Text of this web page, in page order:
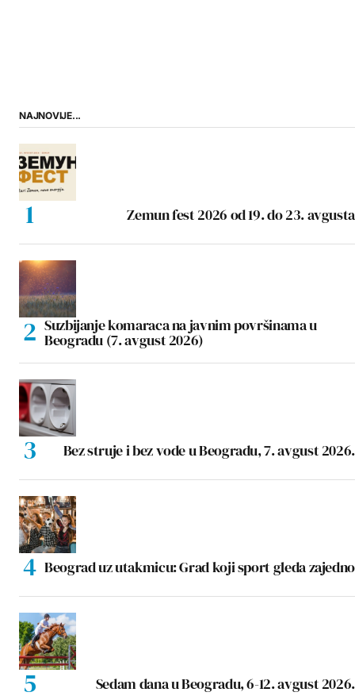
NAJNOVIJE...
Zemun fest 2026 od 19. do 23. avgusta
Suzbijanje komaraca na javnim površinama u
Beogradu (7. avgust 2026)
Bez struje i bez vode u Beogradu, 7. avgust 2026.
Beograd uz utakmicu: Grad koji sport gleda zajedno
Sedam dana u Beogradu, 6-12. avgust 2026.